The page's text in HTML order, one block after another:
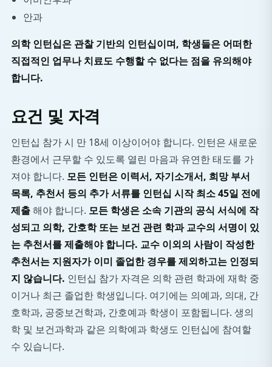
안과
의학 인턴십은 관찰 기반의 인턴십이며, 학생들은 어떠한
직접적인 업무나 치료도 수행할 수 없다는 점을 유의해야
합니다.
요건 및 자격
인턴십 참가 시 만 18세 이상이어야 합니다. 인턴은 새로운
환경에서 근무할 수 있도록 열린 마음과 유연한 태도를 가
져야 합니다. 모든 인턴은 이력서, 자기소개서, 희망 부서
목록, 추천서 등의 추가 서류를 인턴십 시작 최소 45일 전에
제출해야 합니다. 모든 학생은 소속 기관의 공식 서식에 작
성되고 의학, 간호학 또는 보건 관련 학과 교수의 서명이 있
는 추천서를 제출해야 합니다. 교수 이외의 사람이 작성한
추천서는 지원자가 이미 졸업한 경우를 제외하고는 인정되
지 않습니다. 인턴십 참가 자격은 의학 관련 학과에 재학 중
이거나 최근 졸업한 학생입니다. 여기에는 의예과, 의대, 간
호학과, 공중보건학과, 간호예과 학생이 포함됩니다. 생의
학 및 보건과학과 같은 의학예과 학생도 인턴십에 참여할
수 있습니다.